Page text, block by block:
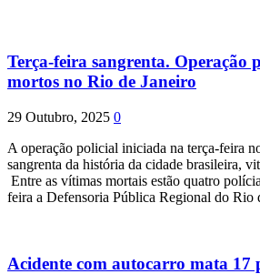
Terça-feira sangrenta. Operação
mortos no Rio de Janeiro
29 Outubro, 2025 0
A operação policial iniciada na terça-feira
sangrenta da história da cidade brasileira,
Entre as vítimas mortais estão quatro
feira a Defensoria Pública Regional do Rio
Acidente com autocarro mata 17